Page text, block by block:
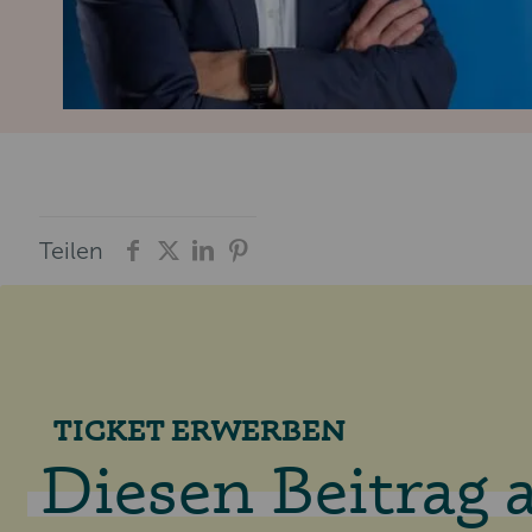
Teilen
TICKET ERWERBEN
Diesen Beitrag